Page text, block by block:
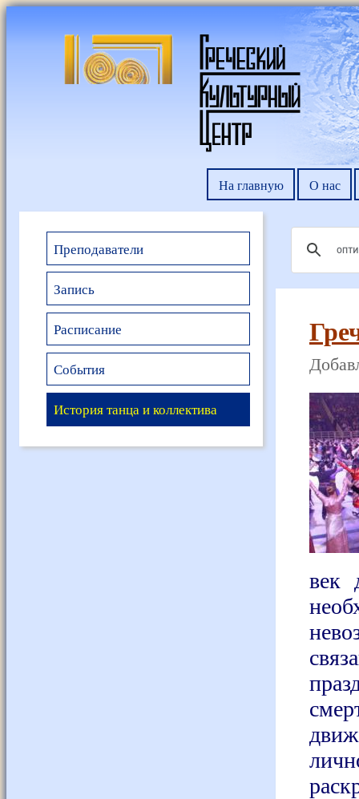
На главную О нас
Преподаватели
Запись
Расписание
События
История танца и коллектива
век